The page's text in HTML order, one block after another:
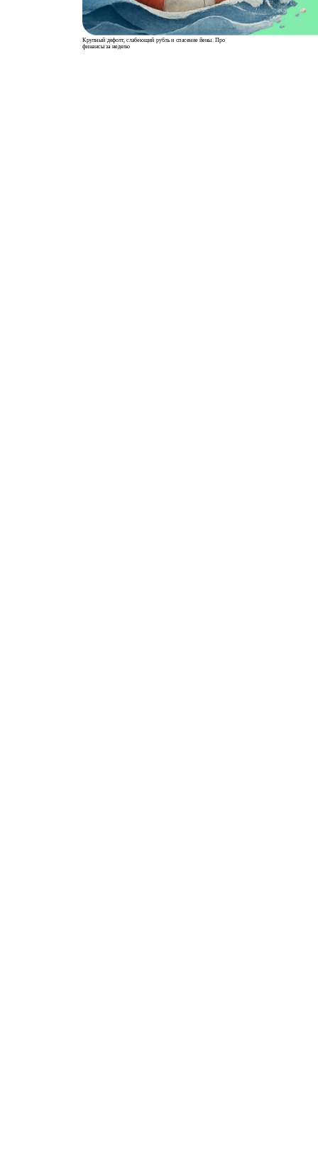
Крупный дефолт, слабеющий рубль и спасение йены. Про
финансы за неделю